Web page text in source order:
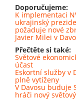
Doporučujeme:
K implementaci
ukrajinský
požaduje nové
Javier Milei v
Přečtěte si také:
Světové
účast
Eskortní služby v
plně vytíženy
V Davosu buduje
hráči nový